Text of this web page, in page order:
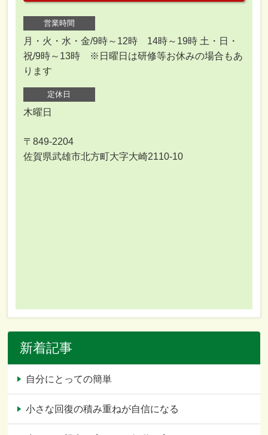
営業時間
月・火・水・金/9時～12時 14時～19時 土・日・
祝/9時～13時 ※日曜日は研修等お休みの場合もあ
ります
定休日
木曜日
〒849-2204
佐賀県武雄市北方町大字大崎2110-10
新着記事
自分にとっての簡単
小さな回復の積み重ねが自信になる